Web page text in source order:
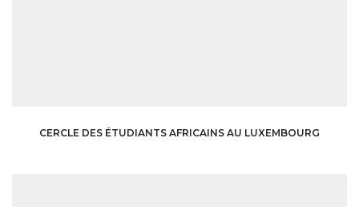
CERCLE DES ÉTUDIANTS AFRICAINS AU LUXEMBOURG